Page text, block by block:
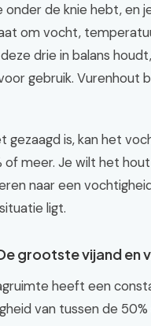
onder de knie hebt, en
om vocht,
drie in balans
gebruik. Vurenhout
gezaagd is, kan het
of meer. Je wilt het
naar een
ligt.
grootste vijand en
heeft een
van tussen de 50%